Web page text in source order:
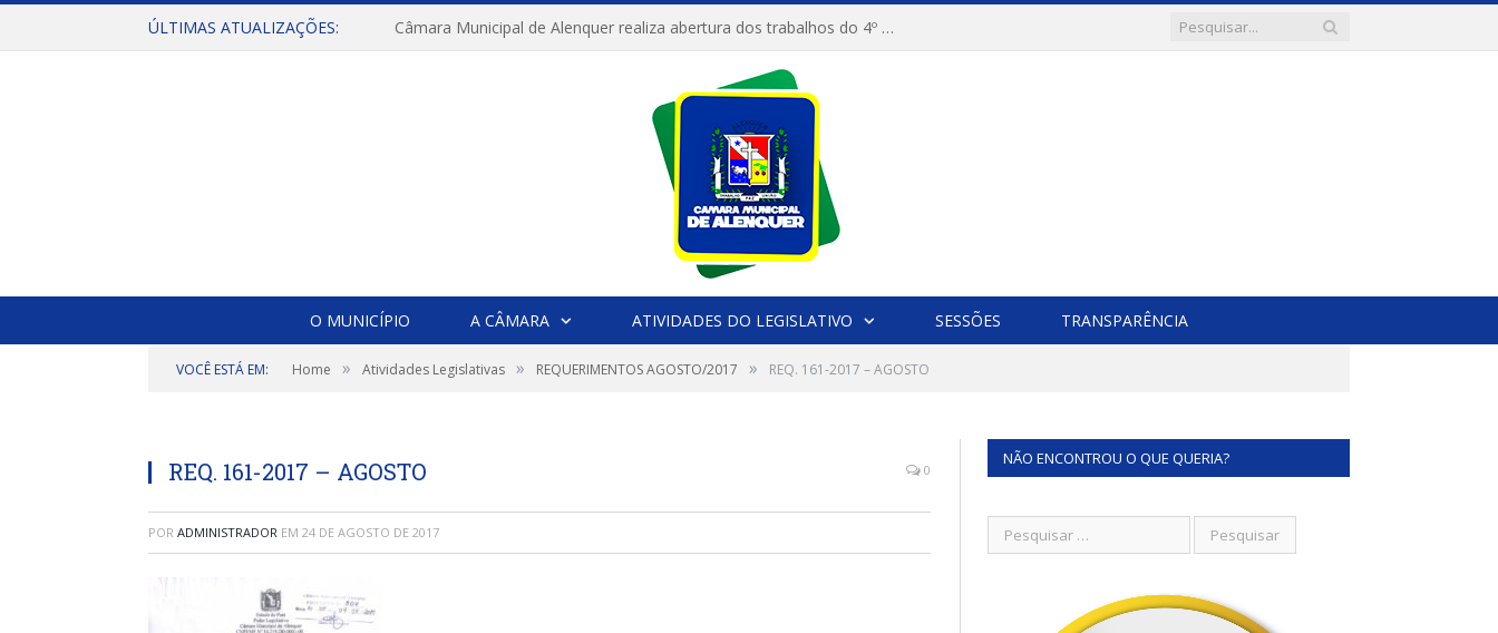
ÚLTIMAS ATUALIZAÇÕES: Câmara Municipal de Alenquer realiza abertura dos trabalhos do 4º Período Legislativo
O MUNICÍPIO A CÂMARA ATIVIDADES DO LEGISLATIVO SESSÕES TRANSPARÊNCIA
VOCÊ ESTÁ EM: Home » Atividades Legislativas » REQUERIMENTOS AGOSTO/2017 » REQ. 161-2017 – AGOSTO
REQ. 161-2017 – AGOSTO 0
POR ADMINISTRADOR EM 24 DE AGOSTO DE 2017
NÃO ENCONTROU O QUE QUERIA?